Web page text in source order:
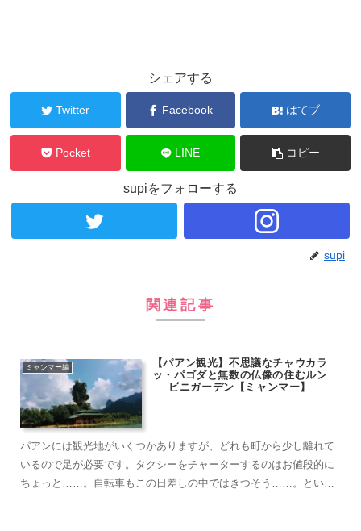
シェアする
Twitter Facebook はてブ
Pocket LINE コピー
supiをフォローする
supi
関連記事
ミャンマー編
【パアン観光】不思議なチャウカラ
ッ・パゴダと無数の仏像の住むルン
ビニガーデン【ミャンマー】
パアンには観光地がいくつかありますが、どれも町から少し離れて
いるので足が必要です。タクシーをチャーターするのはお値段的に
ちょっと……。自転車もこの日差しの中ではきつそう……。という